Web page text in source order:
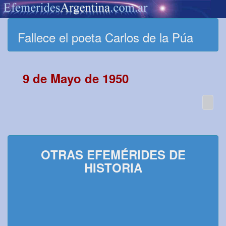
Fallece el poeta Carlos de la Púa
9 de Mayo de 1950
OTRAS EFEMÉRIDES DE
HISTORIA